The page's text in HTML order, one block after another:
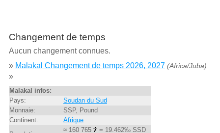
Changement de temps
Aucun changement connues.
» Malakal Changement de temps 2026, 2027 (Africa/Juba)
»
Malakal infos:
Pays:
Soudan du Sud
Monnaie:
SSP, Pound
Continent:
Afrique
≈ 160 765
= 19.462‰ SSD